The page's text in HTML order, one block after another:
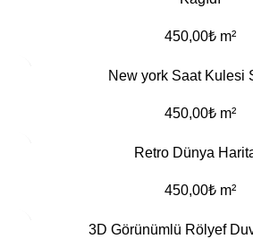
450,00₺ m²
New york Saat Kulesi
450,00₺ m²
Retro Dünya
450,00₺ m²
3D Görünümlü Rölyef